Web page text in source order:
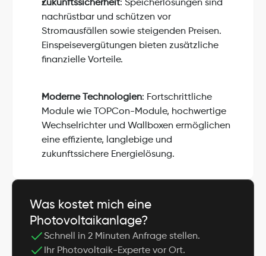
Zukunftssicherheit: Speicherlösungen sind
nachrüstbar und schützen vor
Stromausfällen sowie steigenden Preisen.
Einspeisevergütungen bieten zusätzliche
finanzielle Vorteile.
Moderne Technologien: Fortschrittliche
Module wie TOPCon-Module, hochwertige
Wechselrichter und Wallboxen ermöglichen
eine effiziente, langlebige und
zukunftssichere Energielösung.
Was kostet mich eine
Photovoltaikanlage?
Schnell in 2 Minuten Anfrage stellen.
Ihr Photovoltaik-Experte vor Ort.